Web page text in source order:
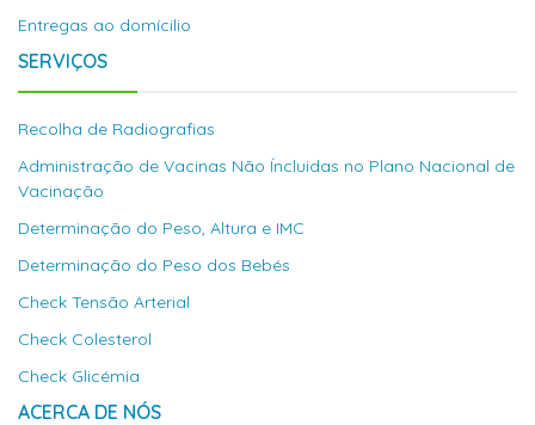
Entregas ao domícilio
SERVIÇOS
Recolha de Radiografias
Administração de Vacinas Não Íncluidas no Plano Nacional de
Vacinação
Determinação do Peso, Altura e IMC
Determinação do Peso dos Bebés
Check Tensão Arterial
Check Colesterol
Check Glicémia
ACERCA DE NÓS